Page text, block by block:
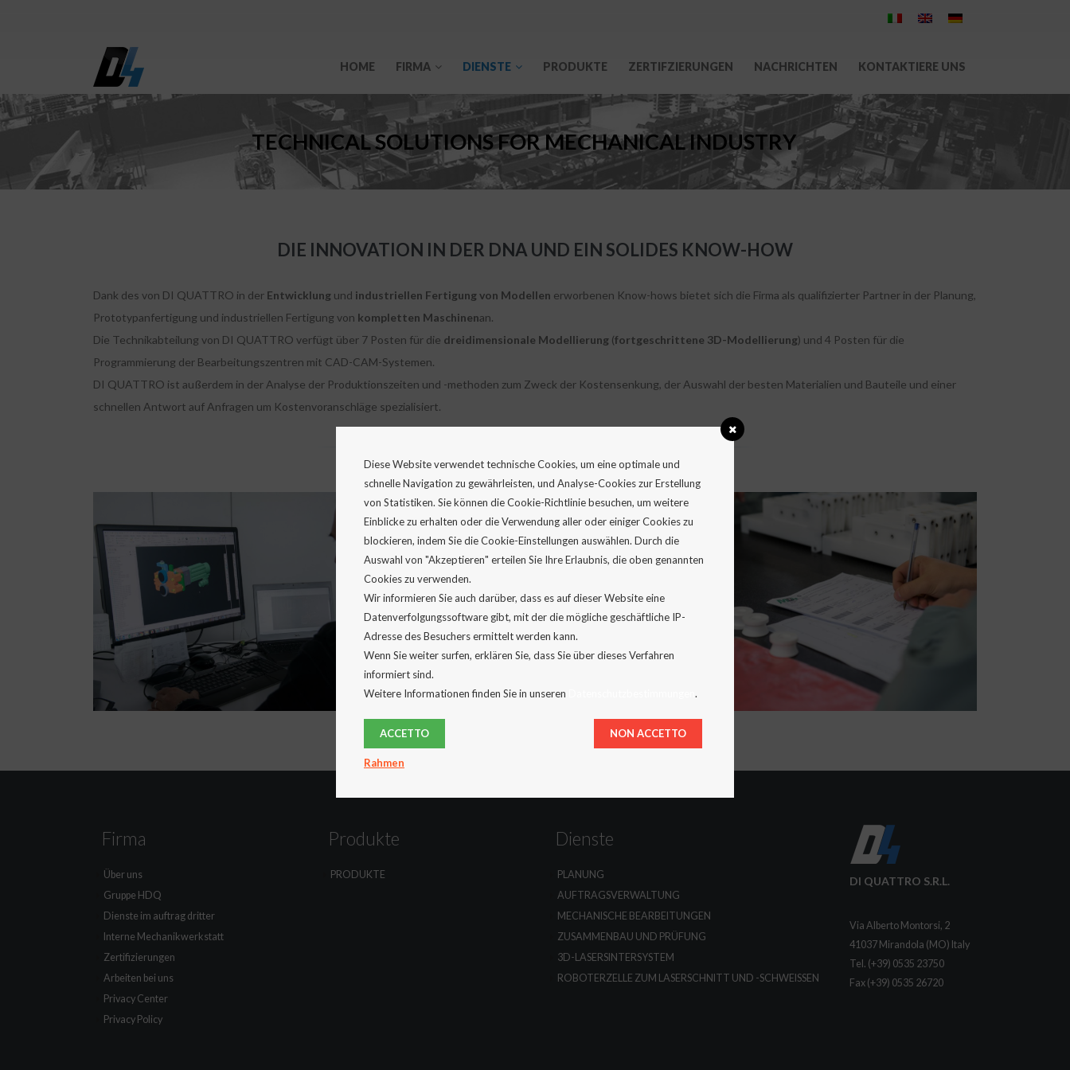
HOME FIRMA DIENSTE PRODUKTE ZERTIFZIERUNGEN NACHRICHTEN KONTAKTIERE UNS
TECHNICAL SOLUTIONS FOR MECHANICAL INDUSTRY
DIE INNOVATION IN DER DNA UND EIN SOLIDES KNOW-HOW
Dank des von DI QUATTRO in der Entwicklung und industriellen Fertigung von Modellen erworbenen Know-hows bietet sich die Firma als qualifizierter Partner in der Planung,
Prototypanfertigung und industriellen Fertigung von kompletten Maschinenan.
Die Technikabteilung von DI QUATTRO verfügt über 7 Posten für die dreidimensionale Modellierung (fortgeschrittene 3D-Modellierung) und 4 Posten für die
Programmierung der Bearbeitungszentren mit CAD-CAM-Systemen.
DI QUATTRO ist außerdem in der Analyse der Produktionszeiten und -methoden zum Zweck der Kostensenkung, der Auswahl der besten Materialien und Bauteile und einer
schnellen Antwort auf Anfragen um Kostenvoranschläge spezialisiert.
Firma
Über uns
Gruppe HDQ
Dienste im auftrag dritter
Interne Mechanikwerkstatt
Zertifizierungen
Arbeiten bei uns
Privacy Center
Privacy Policy
Produkte
PRODUKTE
Dienste
PLANUNG
AUFTRAGSVERWALTUNG
MECHANISCHE BEARBEITUNGEN
ZUSAMMENBAU UND PRÜFUNG
3D-LASERSINTERSYSTEM
ROBOTERZELLE ZUM LASERSCHNITT UND -SCHWEISSEN
DI QUATTRO S.R.L.
Via Alberto Montorsi, 2
41037 Mirandola (MO) Italy
Tel. (+39) 0535 23750
Fax (+39) 0535 26720
Diese Website verwendet technische Cookies, um eine optimale und
schnelle Navigation zu gewährleisten, und Analyse-Cookies zur Erstellung
von Statistiken. Sie können die Cookie-Richtlinie besuchen, um weitere
Einblicke zu erhalten oder die Verwendung aller oder einiger Cookies zu
blockieren, indem Sie die Cookie-Einstellungen auswählen. Durch die
Auswahl von "Akzeptieren" erteilen Sie Ihre Erlaubnis, die oben genannten
Cookies zu verwenden.
Wir informieren Sie auch darüber, dass es auf dieser Website eine
Datenverfolgungssoftware gibt, mit der die mögliche geschäftliche IP-
Adresse des Besuchers ermittelt werden kann.
Wenn Sie weiter surfen, erklären Sie, dass Sie über dieses Verfahren
informiert sind.
Weitere Informationen finden Sie in unseren
.
ACCETTO NON ACCETTO
Rahmen